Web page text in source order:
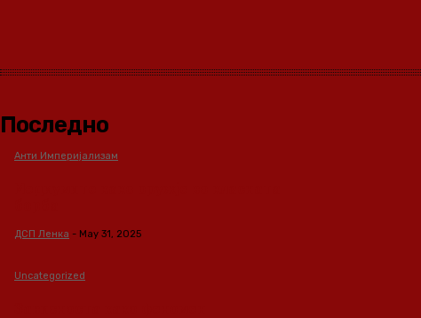
Последно
Анти Империјализам
ДСП Ленка - May 31, 2025
Uncategorized